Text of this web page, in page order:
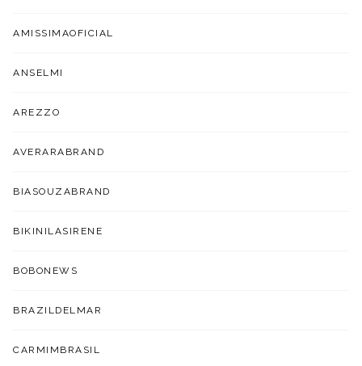
AMISSIMAOFICIAL
ANSELMI
AREZZO
AVERARABRAND
BIASOUZABRAND
BIKINILASIRENE
BOBONEWS
BRAZILDELMAR
CARMIMBRASIL